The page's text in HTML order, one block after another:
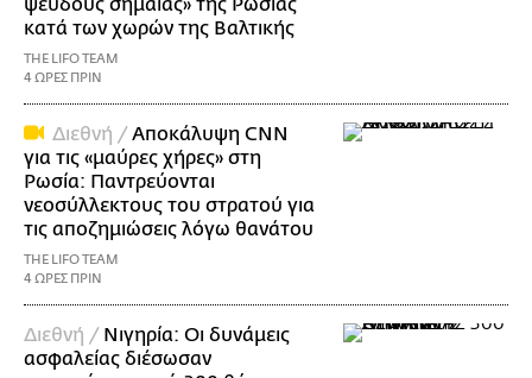
ψευδούς σημαίας» της Ρωσίας
κατά των χωρών της Βαλτικής
THE LIFO TEAM
4 ΩΡΕΣ ΠΡΙΝ
Διεθνή /Αποκάλυψη CNN
για τις «μαύρες χήρες» στη
Ρωσία: Παντρεύονται
νεοσύλλεκτους του στρατού για
τις αποζημιώσεις λόγω θανάτου
THE LIFO TEAM
4 ΩΡΕΣ ΠΡΙΝ
Διεθνή / Νιγηρία: Οι δυνάμεις
ασφαλείας διέσωσαν